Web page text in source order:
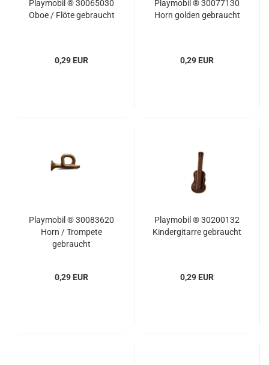
Playmobil ® 30065030
Oboe / Flöte gebraucht
0,29 EUR
Playmobil ® 30077130
Horn golden gebraucht
0,29 EUR
Playmobil ® 30083620
Horn / Trompete
gebraucht
0,29 EUR
Playmobil ® 30200132
Kindergitarre gebraucht
0,29 EUR